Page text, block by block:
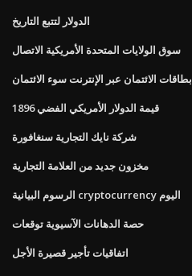
الدولار لتتبع التاريخ
سوق الولايات المتحدة الأمريكية الاتصال
بطاقات الائتمان عبر الإنترنت سوء الائتمان
قيمة الدولار الأمريكي الفضي 1896
شركة نايك التجارية سنغافورة
مخزون جديد من العلامة التجارية
الرسوم البيانية cryptocurrency اليوم
حصة الدهانات الآسيوية توقعات
اتفاقيات تأجير قصيرة الأجل